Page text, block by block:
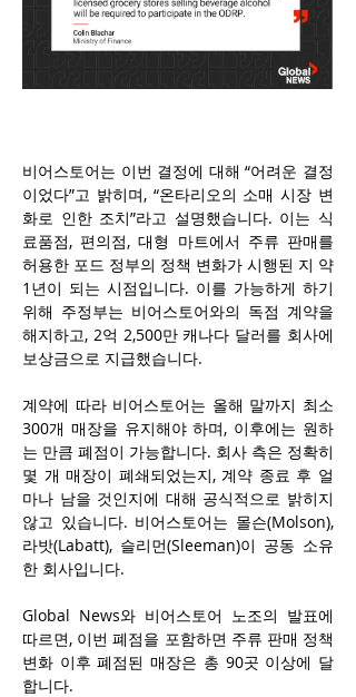
비어스토어는 이번 결정에 대해 “어려운 결정
이었다”고 밝히며, “온타리오의 소매 시장 변
화로 인한 조치”라고 설명했습니다. 이는 식
료품점, 편의점, 대형 마트에서 주류 판매를
허용한 포드 정부의 정책 변화가 시행된 지 약
1년이 되는 시점입니다. 이를 가능하게 하기
위해 주정부는 비어스토어와의 독점 계약을
해지하고, 2억 2,500만 캐나다 달러를 회사에
보상금으로 지급했습니다.
계약에 따라 비어스토어는 올해 말까지 최소
300개 매장을 유지해야 하며, 이후에는 원하
는 만큼 폐점이 가능합니다. 회사 측은 정확히
몇 개 매장이 폐쇄되었는지, 계약 종료 후 얼
마나 남을 것인지에 대해 공식적으로 밝히지
않고 있습니다. 비어스토어는 몰슨(Molson),
라밧(Labatt), 슬리먼(Sleeman)이 공동 소유
한 회사입니다.
Global News와 비어스토어 노조의 발표에
따르면, 이번 폐점을 포함하면 주류 판매 정책
변화 이후 폐점된 매장은 총 90곳 이상에 달
합니다.